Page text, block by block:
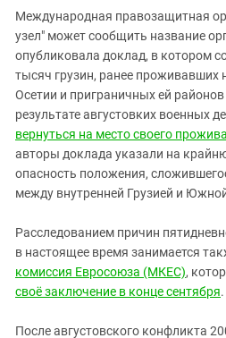
Международная правозащитная
узел" может сообщить название
опубликовала доклад, в котором
тысяч грузин, ранее проживавших
Осетии и приграничных ей
результате августовких военных
вернуться на место своего
авторы доклада указали на
опасность положения,
между внутренней Грузией и
Расследованием причин
в настоящее время занимается
комиссия Евросоюза (МКЕС),
своё заключение в конце сентября.
После августовского конфликта